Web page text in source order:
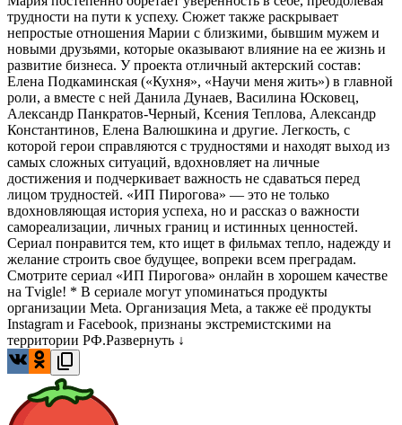
трудности на пути к успеху. Сюжет также раскрывает
непростые отношения Марии с близкими, бывшим мужем и
новыми друзьями, которые оказывают влияние на ее жизнь и
развитие бизнеса. У проекта отличный актерский состав:
Елена Подкаминская («Кухня», «Научи меня жить») в главной
роли, а вместе с ней Данила Дунаев, Василина Юсковец,
Александр Панкратов-Черный, Ксения Теплова, Александр
Константинов, Елена Валюшкина и другие. Легкость, с
которой герои справляются с трудностями и находят выход из
самых сложных ситуаций, вдохновляет на личные
достижения и подчеркивает важность не сдаваться перед
лицом трудностей. «ИП Пирогова» — это не только
вдохновляющая история успеха, но и рассказ о важности
самореализации, личных границ и истинных ценностей.
Сериал понравится тем, кто ищет в фильмах тепло, надежду и
желание строить свое будущее, вопреки всем преградам.
Смотрите сериал «ИП Пирогова» онлайн в хорошем качестве
на Tvigle! * В сериале могут упоминаться продукты
организации Meta. Организация Meta, а также её продукты
Instagram и Facebook, признаны экстремистскими на
территории РФ.Развернуть ↓